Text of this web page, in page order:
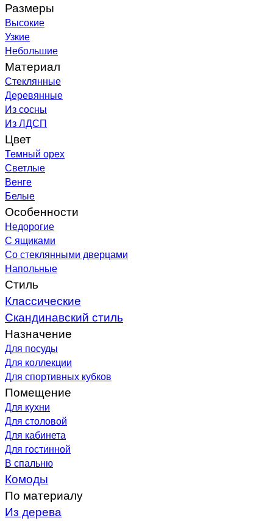
Размеры
Высокие
Узкие
Небольшие
Материал
Стеклянные
Деревянные
Из сосны
Из ЛДСП
Цвет
Темный орех
Светлые
Венге
Белые
Особенности
Недорогие
С ящиками
Со стеклянными дверцами
Напольные
Стиль
Классические
Скандинавский стиль
Назначение
Для посуды
Для коллекции
Для спортивных кубков
Помещение
Для кухни
Для столовой
Для кабинета
Для гостинной
В спальню
Комоды
По материалу
Из дерева